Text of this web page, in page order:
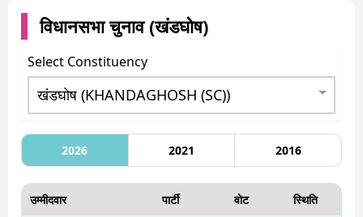
विधानसभा चुनाव (खंडघोष)
Select Constituency
2026 2021 2016
उम्मीदवार पार्टी वोट स्थिति